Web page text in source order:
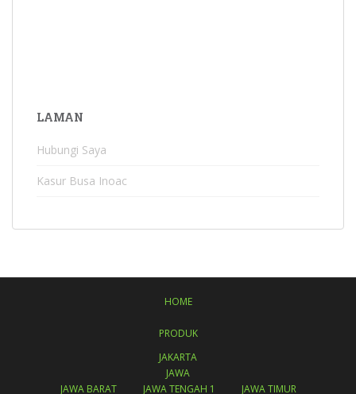
LAMAN
Hubungi Saya
Kasur Busa Inoac
HOME
PRODUK
JAKARTA
JAWA
JAWA BARAT
JAWA TENGAH 1 JAWA TIMUR